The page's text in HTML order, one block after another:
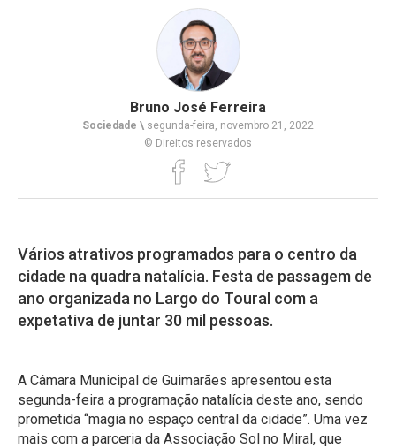
Bruno José Ferreira
Sociedade \ segunda-feira, novembro 21, 2022
© Direitos reservados
Vários atrativos programados para o centro da
cidade na quadra natalícia. Festa de passagem de
ano organizada no Largo do Toural com a
expetativa de juntar 30 mil pessoas.
A Câmara Municipal de Guimarães apresentou esta
segunda-feira a programação natalícia deste ano, sendo
prometida “magia no espaço central da cidade”. Uma vez
mais com a parceria da Associação Sol no Miral, que